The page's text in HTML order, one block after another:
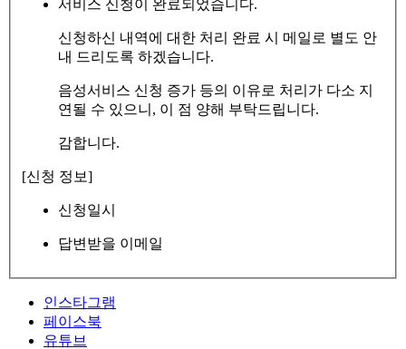
서비스 신청이 완료되었습니다.
신청하신 내역에 대한 처리 완료 시 메일로 별도 안
내 드리도록 하겠습니다.
음성서비스 신청 증가 등의 이유로 처리가 다소 지
연될 수 있으니, 이 점 양해 부탁드립니다.
감합니다.
[신청 정보]
신청일시
답변받을 이메일
인스타그램
페이스북
유튜브